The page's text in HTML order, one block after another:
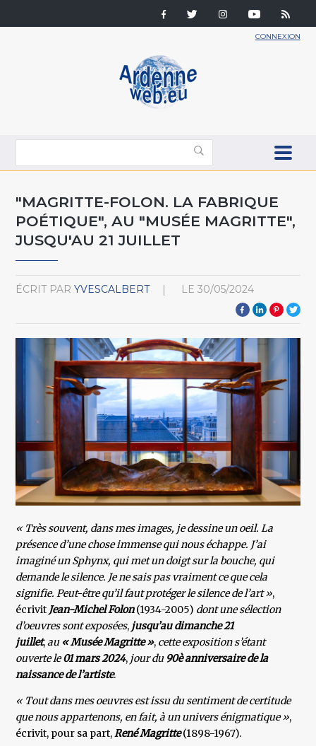
CONNEXION
"MAGRITTE-FOLON. LA FABRIQUE
POÉTIQUE", AU "MUSÉE MAGRITTE",
JUSQU'AU 21 JUILLET
ÉCRIT PAR YVESCALBERT LE 30/05/2024
« Très souvent, dans mes images, je dessine un oeil. La
présence d’une chose immense qui nous échappe. J’ai
imaginé un Sphynx, qui met un doigt sur la bouche, qui
demande le silence. Je ne sais pas vraiment ce que cela
signifie. Peut-être qu’il faut protéger le silence de l’art »,
écrivit Jean-Michel Folon(1934-2005) dont une sélection
d’oeuvres sont exposées, jusqu’au dimanche 21
juillet,au « Musée Magritte », cette exposition s’étant
ouverte le01 mars2024, jour du 90è anniversaire de la
naissance de l’artiste.
« Tout dans mes oeuvres est issu du sentiment de certitude
que nous appartenons, en fait, à un univers énigmatique »,
écrivit, pour sa part,René Magritte(1898-1967).